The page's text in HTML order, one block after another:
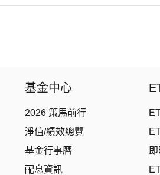
基金中心
2026 策馬前行
淨值/績效總覽
基金行事曆
配息資訊